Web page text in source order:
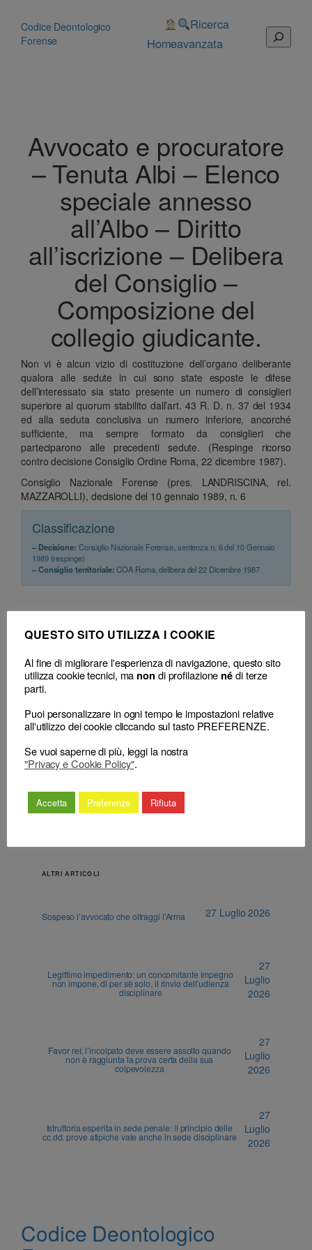
contenuto
Codice Deontologico
Forense
Home
Ricerca
avanzata
Cerca
Avvocato e procuratore
– Tenuta Albi – Elenco
speciale annesso
all’Albo – Diritto
all’iscrizione – Delibera
del Consiglio –
Composizione del
collegio giudicante.
Non vi è alcun vizio di costituzione dell’organo deliberante
qualora alle sedute in cui sono state esposte le difese
dell’interessato sia stato presente un numero di consiglieri
superiore al quorum stabilito dall’art. 43 R. D. n. 37 del 1934
ed alla seduta conclusiva un numero inferiore, ancorché
sufficiente, ma sempre formato da consiglieri che
parteciparono alle precedenti sedute. (Respinge ricorso
contro decisione Consiglio Ordine Roma, 22 dicembre 1987).
Consiglio Nazionale Forense (pres. LANDRISCINA, rel.
MAZZAROLLI), decisione del 10 gennaio 1989, n. 6
Classificazione
– Decisione: Consiglio Nazionale Forense, sentenza n. 6 del 10 Gennaio
1989(respinge)
– Consiglio territoriale:COA Roma, delibera del 22 Dicembre 1987
← Avvocato e procuratore –
Tenuta Albi – Elenco speciale
annesso all’Albo – Diritto
all’iscrizione – Requisiti –
Dipendente Sip – Incompatibilità
– Cancellazione.
Tenuta Albi – Elenco speciale
annesso all’Albo – Diritto
all’iscrizione – Incompatibilità
– Cancellazione – Natura
ALTRI ARTICOLI
Sospeso l’avvocato che oltraggi l’Arma 27 Luglio 2026
Legittimo impedimento: un concomitante impegno
non impone, di per sè solo, il rinvio dell’udienza
disciplinare
27
Luglio
2026
Favor rei: l’incolpato deve essere assolto quando
non è raggiunta la prova certa della sua
colpevolezza
27
Luglio
2026
Istruttoria esperita in sede penale: il principio delle
cc.dd. prove atipiche vale anche in sede disciplinare
27
Luglio
2026
Codice Deontologico
QUESTO SITO UTILIZZA I COOKIE
Al fine di migliorare l'esperienza di navigazione, questo sito
utilizza cookie tecnici, ma non di profilazione nédi terze
parti.
Puoi personalizzare in ogni tempo le impostazioni relative
all'utilizzo dei cookie cliccando sul tasto PREFERENZE.
Se vuoi saperne di più, leggi la nostra
"Privacy e Cookie Policy".
Accetta Preferenze Rifiuta